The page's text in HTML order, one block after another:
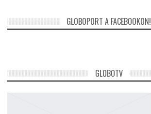
GLOBOPORT A FACEBOOKON!
GLOBOTV